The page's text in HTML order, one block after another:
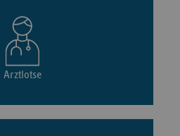
Arztlotse